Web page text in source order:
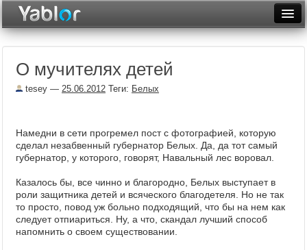
Неделя
Месяц
Архив
Фототоп
Видеотоп
О мучителях детей
tesey — 25.06.2012 Теги: Белых
Намедни в сети прогремел пост с фотографией, которую
сделал незабвенный губернатор Белых. Да, да тот самый
губернатор, у которого, говорят, Навальный лес воровал.
Казалось бы, все чинно и благородно, Белых выступает в
роли защитника детей и всяческого благодетеля. Но не так
то просто, повод уж больно подходящий, что бы на нем как
следует отпиариться. Ну, а что, скандал лучший способ
напомнить о своем существовании.